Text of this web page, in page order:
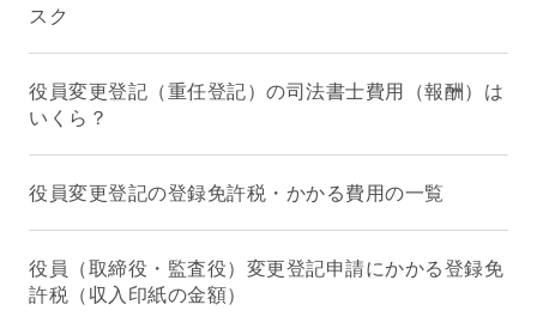
スク
役員変更登記（重任登記）の司法書士費用（報酬）は
いくら？
役員変更登記の登録免許税・かかる費用の一覧
役員（取締役・監査役）変更登記申請にかかる登録免
許税（収入印紙の金額）